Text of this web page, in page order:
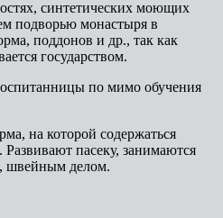
синтетических моющих
подворью монастыря в
поддонов и др., так как
государством.
по мимо обучения
на которой содержаться
пасеку, занимаются
швейным делом.